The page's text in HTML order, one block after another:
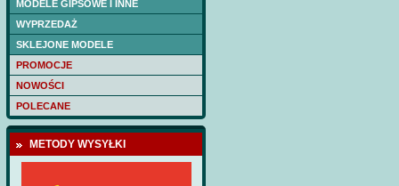
MODELE GIPSOWE I INNE
WYPRZEDAŻ
SKLEJONE MODELE
PROMOCJE
NOWOŚCI
POLECANE
METODY WYSYŁKI